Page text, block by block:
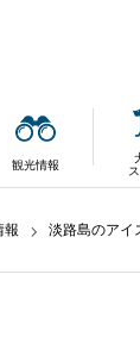
観光情報
報 淡路島のアイ